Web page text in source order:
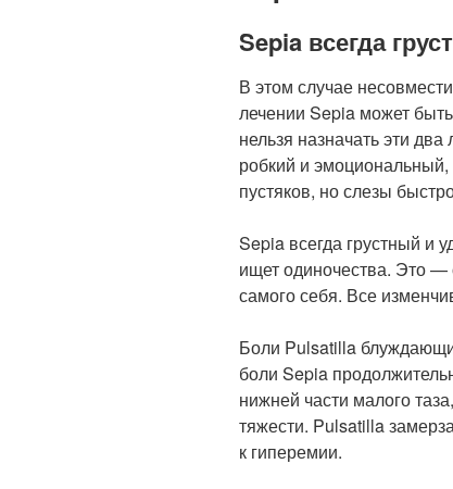
Sepia всегда
В этом случае
лечении Sepia может
нельзя назначать эти
робкий и
пустяков, но слезы
Sepia всегда грустный и
ищет одиночества. Это —
самого себя. Все
Боли Pulsatilla
боли Sepia
нижней части малого
тяжести. Pulsatilla
к гиперемии.